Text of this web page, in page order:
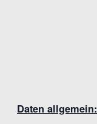
Daten allgemein: